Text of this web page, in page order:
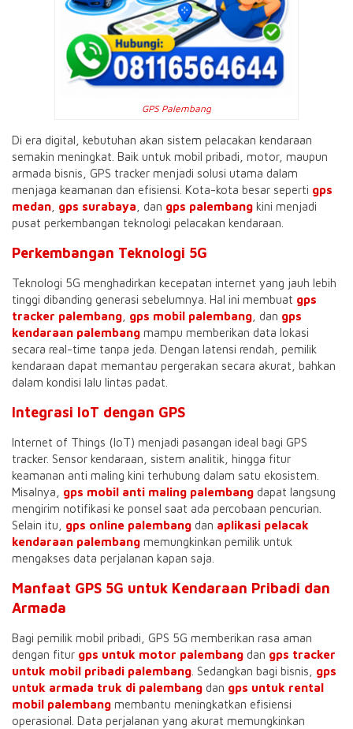
GPS Palembang
Di era digital, kebutuhan akan sistem pelacakan kendaraan
semakin meningkat. Baik untuk mobil pribadi, motor, maupun
armada bisnis, GPS tracker menjadi solusi utama dalam
menjaga keamanan dan efisiensi. Kota-kota besar seperti gps
medan gps surabaya , dan gps palembang kini menjadi
pusat perkembangan teknologi pelacakan kendaraan.
Perkembangan Teknologi 5G
Teknologi 5G menghadirkan kecepatan internet yang jauh lebih
tinggi dibanding generasi sebelumnya. Hal ini membuat gps
tracker palembang gps mobil palembang , dan gps
kendaraan palembang mampu memberikan data lokasi
secara real-time tanpa jeda. Dengan latensi rendah, pemilik
kendaraan dapat memantau pergerakan secara akurat, bahkan
dalam kondisi lalu lintas padat.
Integrasi IoT dengan GPS
Internet of Things (IoT) menjadi pasangan ideal bagi GPS
tracker. Sensor kendaraan, sistem analitik, hingga fitur
keamanan anti maling kini terhubung dalam satu ekosistem.
Misalnya, gps mobil anti maling palembang dapat langsung
mengirim notifikasi ke ponsel saat ada percobaan pencurian.
Selain itu, gps online palembang dan aplikasi pelacak
kendaraan palembang memungkinkan pemilik untuk
mengakses data perjalanan kapan saja.
Manfaat GPS 5G untuk Kendaraan Pribadi dan
Armada
Bagi pemilik mobil pribadi, GPS 5G memberikan rasa aman
dengan fitur gps untuk motor palembang dan gps tracker
untuk mobil pribadi palembang . Sedangkan bagi bisnis, gps
untuk armada truk di palembang dan gps untuk rental
mobil palembang membantu meningkatkan efisiensi
operasional. Data perjalanan yang akurat memungkinkan